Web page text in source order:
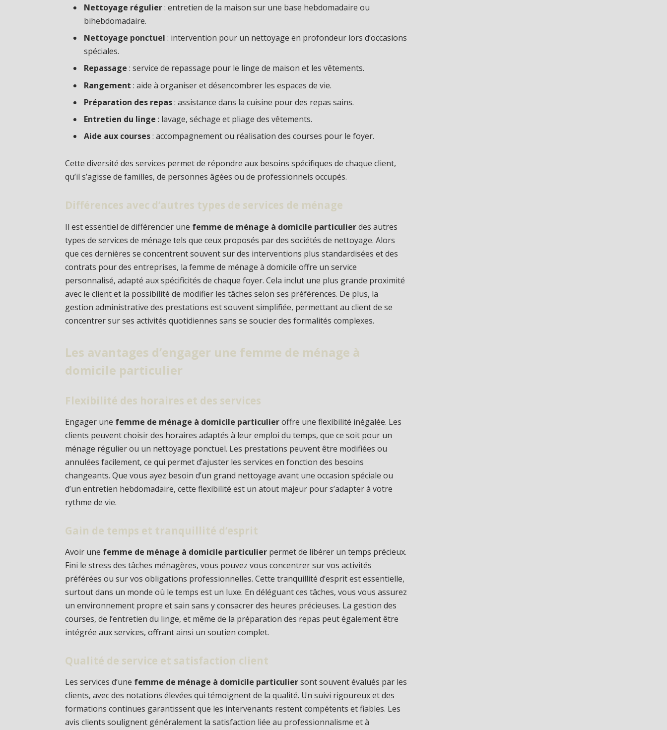
Nettoyage régulier: entretien de la maison sur une base hebdomadaire ou
bihebdomadaire.
Nettoyage ponctuel : intervention pour un nettoyage en profondeur lors d’occasions
spéciales.
Repassage : service de repassage pour le linge de maison et les vêtements.
Rangement : aide à organiser et désencombrer les espaces de vie.
Préparation des repas: assistance dans la cuisine pour des repas sains.
Entretien du linge : lavage, séchage et pliage des vêtements.
Aide aux courses: accompagnement ou réalisation des courses pour le foyer.
Cette diversité des services permet de répondre aux besoins spécifiques de chaque client,
qu’il s’agisse de familles, de personnes âgées ou de professionnels occupés.
Différences avec d’autres types de services de ménage
Il est essentiel de différencier une femme de ménage à domicile particulierdes autres
types de services de ménage tels que ceux proposés par des sociétés de nettoyage. Alors
que ces dernières se concentrent souvent sur des interventions plus standardisées et des
contrats pour des entreprises, la femme de ménage à domicile offre un service
personnalisé, adapté aux spécificités de chaque foyer. Cela inclut une plus grande proximité
avec le client et la possibilité de modifier les tâches selon ses préférences. De plus, la
gestion administrative des prestations est souvent simplifiée, permettant au client de se
concentrer sur ses activités quotidiennes sans se soucier des formalités complexes.
Les avantages d’engager une femme de ménage à
domicile particulier
Flexibilité des horaires et des services
Engager une femme de ménage à domicile particulieroffre une flexibilité inégalée. Les
clients peuvent choisir des horaires adaptés à leur emploi du temps, que ce soit pour un
ménage régulier ou un nettoyage ponctuel. Les prestations peuvent être modifiées ou
annulées facilement, ce qui permet d’ajuster les services en fonction des besoins
changeants. Que vous ayez besoin d’un grand nettoyage avant une occasion spéciale ou
d’un entretien hebdomadaire, cette flexibilité est un atout majeur pour s’adapter à votre
rythme de vie.
Gain de temps et tranquillité d’esprit
Avoir une femme de ménage à domicile particulier permet de libérer un temps précieux.
Fini le stress des tâches ménagères, vous pouvez vous concentrer sur vos activités
préférées ou sur vos obligations professionnelles. Cette tranquillité d’esprit est essentielle,
surtout dans un monde où le temps est un luxe. En déléguant ces tâches, vous vous assurez
un environnement propre et sain sans y consacrer des heures précieuses. La gestion des
courses, de l’entretien du linge, et même de la préparation des repas peut également être
intégrée aux services, offrant ainsi un soutien complet.
Qualité de service et satisfaction client
Les services d’une femme de ménage à domicile particuliersont souvent évalués par les
clients, avec des notations élevées qui témoignent de la qualité. Un suivi rigoureux et des
formations continues garantissent que les intervenants restent compétents et fiables. Les
avis clients soulignent généralement la satisfaction liée au professionnalisme et à